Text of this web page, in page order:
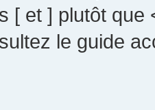
[ et ] plutôt que
le guide